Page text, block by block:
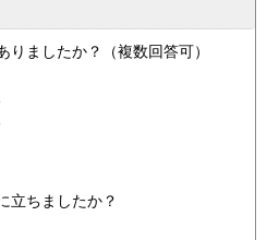
りましたか？（複数回答可）
立ちましたか？